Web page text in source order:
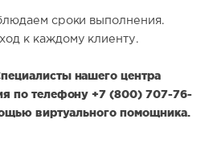
сроки выполнения.
к каждому клиенту.
нашего центра
по телефону +7 (800) 707-76-
виртуального помощника.